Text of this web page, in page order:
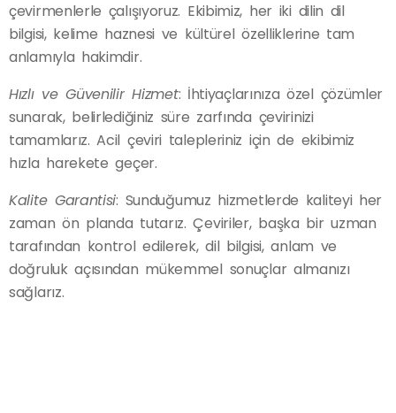
çevirmenlerle çalışıyoruz. Ekibimiz, her iki dilin dil
bilgisi, kelime haznesi ve kültürel özelliklerine tam
anlamıyla hakimdir.
Hızlı ve Güvenilir Hizmet: İhtiyaçlarınıza özel çözümler
sunarak, belirlediğiniz süre zarfında çevirinizi
tamamlarız. Acil çeviri talepleriniz için de ekibimiz
hızla harekete geçer.
Kalite Garantisi: Sunduğumuz hizmetlerde kaliteyi her
zaman ön planda tutarız. Çeviriler, başka bir uzman
tarafından kontrol edilerek, dil bilgisi, anlam ve
doğruluk açısından mükemmel sonuçlar almanızı
sağlarız.